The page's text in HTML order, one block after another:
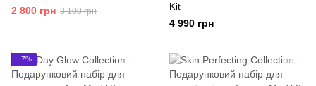
2 800 грн 3 100 грн
Kit
4 990 грн
−7%